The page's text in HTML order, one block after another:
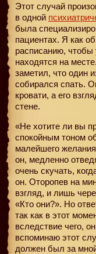
Этот случай
в одной
была
пациентах. Я как
расписанию, чтобы
находятся на
заметил, что один
собирался спать.
кровати, а его
стене.
«Не хотите ли вы
спокойным тоном
малейшего
он, медленно
очень скучать,
он. Оторопев на
взгляд, и лишь
«Кто они?». Но
так как в этот
вследствие чего,
вспоминаю этот
должен был за